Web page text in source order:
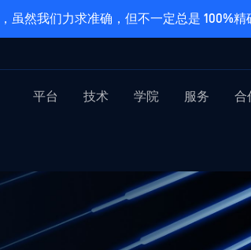
虽然我们力求准确，但不一定总是 100%精
平台 技术 学院 服务 合